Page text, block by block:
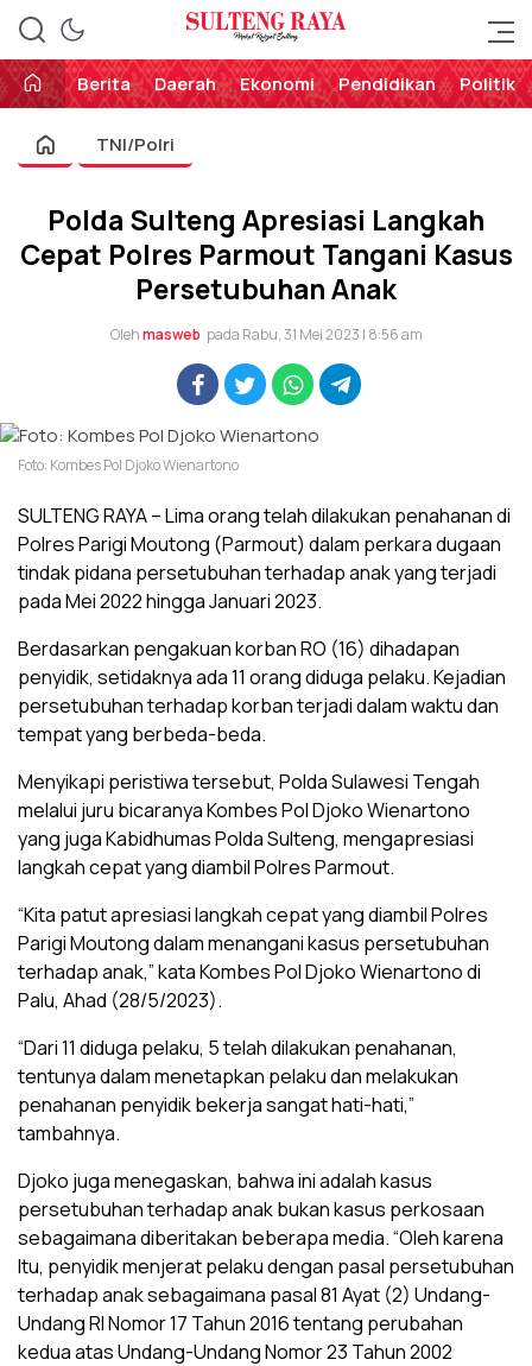
Sulteng Raya
Perekat Rakyat Sulteng
Berita
Daerah Ekonomi Pendidikan Politik
TNI/Polri
Polda Sulteng Apresiasi Langkah
Cepat Polres Parmout Tangani Kasus
Persetubuhan Anak
Olehmasweb pada Rabu, 31 Mei 2023 | 8:56 am
Foto: Kombes Pol Djoko Wienartono
SULTENG RAYA – Lima orang telah dilakukan penahanan di
Polres Parigi Moutong (Parmout) dalam perkara dugaan
tindak pidana persetubuhan terhadap anak yang terjadi
pada Mei 2022 hingga Januari 2023.
Berdasarkan pengakuan korban RO (16) dihadapan
penyidik, setidaknya ada 11 orang diduga pelaku. Kejadian
persetubuhan terhadap korban terjadi dalam waktu dan
tempat yang berbeda-beda.
Menyikapi peristiwa tersebut, Polda Sulawesi Tengah
melalui juru bicaranya Kombes Pol Djoko Wienartono
yang juga Kabidhumas Polda Sulteng, mengapresiasi
langkah cepat yang diambil Polres Parmout.
“Kita patut apresiasi langkah cepat yang diambil Polres
Parigi Moutong dalam menangani kasus persetubuhan
terhadap anak,” kata Kombes Pol Djoko Wienartono di
Palu, Ahad (28/5/2023).
“Dari 11 diduga pelaku, 5 telah dilakukan penahanan,
tentunya dalam menetapkan pelaku dan melakukan
penahanan penyidik bekerja sangat hati-hati,”
tambahnya.
Djoko juga menegaskan, bahwa ini adalah kasus
persetubuhan terhadap anak bukan kasus perkosaan
sebagaimana diberitakan beberapa media. “Oleh karena
Itu, penyidik menjerat pelaku dengan pasal persetubuhan
terhadap anak sebagaimana pasal 81 Ayat (2) Undang-
Undang RI Nomor 17 Tahun 2016 tentang perubahan
kedua atas Undang-Undang Nomor 23 Tahun 2002